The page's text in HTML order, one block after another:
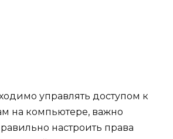
управлять доступом к
на компьютере, важно
настроить права